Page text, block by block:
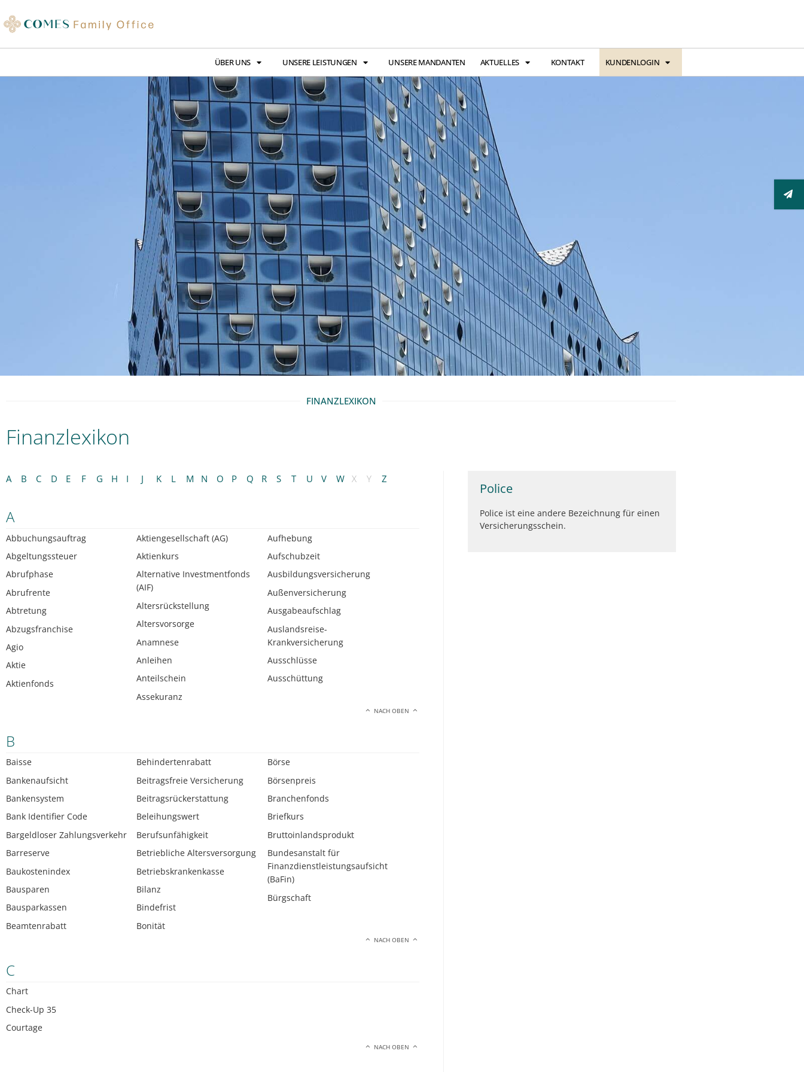
ÜBER UNS UNSERE LEISTUNGEN UNSERE MANDANTEN AKTUELLES KONTAKT KUNDENLOGIN
FINANZLEXIKON
Finanzlexikon
A B C D E F G H I J K L M N O P Q R S T U V W X Y Z
A
Abbuchungsauftrag
Abgeltungssteuer
Abrufphase
Abrufrente
Abtretung
Abzugsfranchise
Agio
Aktie
Aktienfonds
Aktiengesellschaft (AG)
Aktienkurs
Alternative Investmentfonds
(AIF)
Altersrückstellung
Altersvorsorge
Anamnese
Anleihen
Anteilschein
Assekuranz
Aufhebung
Aufschubzeit
Ausbildungsversicherung
Außenversicherung
Ausgabeaufschlag
Auslandsreise-
Krankversicherung
Ausschlüsse
Ausschüttung
NACH OBEN
B
Baisse
Bankenaufsicht
Bankensystem
Bank Identifier Code
Bargeldloser Zahlungsverkehr
Barreserve
Baukostenindex
Bausparen
Bausparkassen
Beamtenrabatt
Behindertenrabatt
Beitragsfreie Versicherung
Beitragsrückerstattung
Beleihungswert
Berufsunfähigkeit
Betriebliche Altersversorgung
Betriebskrankenkasse
Bilanz
Bindefrist
Bonität
Börse
Börsenpreis
Branchenfonds
Briefkurs
Bruttoinlandsprodukt
Bundesanstalt für
Finanzdienstleistungsaufsicht
(BaFin)
Bürgschaft
NACH OBEN
C
Chart
Check-Up 35
Courtage
NACH OBEN
Police
Police ist eine andere Bezeichnung für einen
Versicherungsschein.